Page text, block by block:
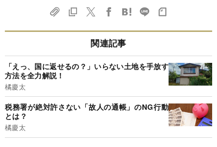
関連記事
「えっ、国に返せるの？」いらない土地を手放す
方法を全力解説！
橘慶太
税務署が絶対許さない「故人の通帳」のNG行動
とは？
橘慶太